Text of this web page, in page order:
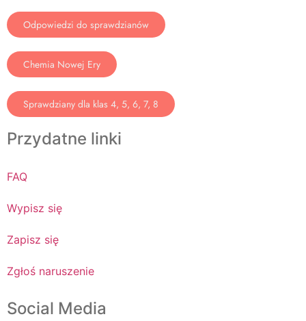
Odpowiedzi do sprawdzianów
Chemia Nowej Ery
Sprawdziany dla klas 4, 5, 6, 7, 8
Przydatne linki
FAQ
Wypisz się
Zapisz się
Zgłoś naruszenie
Social Media